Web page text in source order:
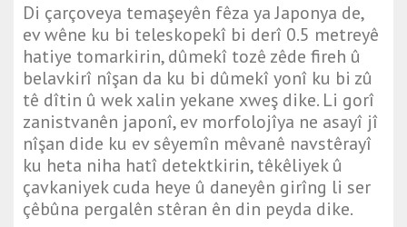
Di çarçoveya temaşeyên fêza ya Japonya de,
ev wêne ku bi teleskopekî bi derî 0.5 metreyê
hatiye tomarkirin, dûmekî tozê zêde fireh û
belavkirî nîşan da ku bi dûmekî yonî ku bi zû
tê dîtin û wek xalin yekane xweş dike. Li gorî
zanistvanên japonî, ev morfolojîya ne asayî jî
nîşan dide ku ev sêyemîn mêvanê navstêrayî
ku heta niha hatî detektkirin, têkêliyek û
çavkaniyek cuda heye û daneyên girîng li ser
çêbûna pergalên stêran ên din peyda dike.